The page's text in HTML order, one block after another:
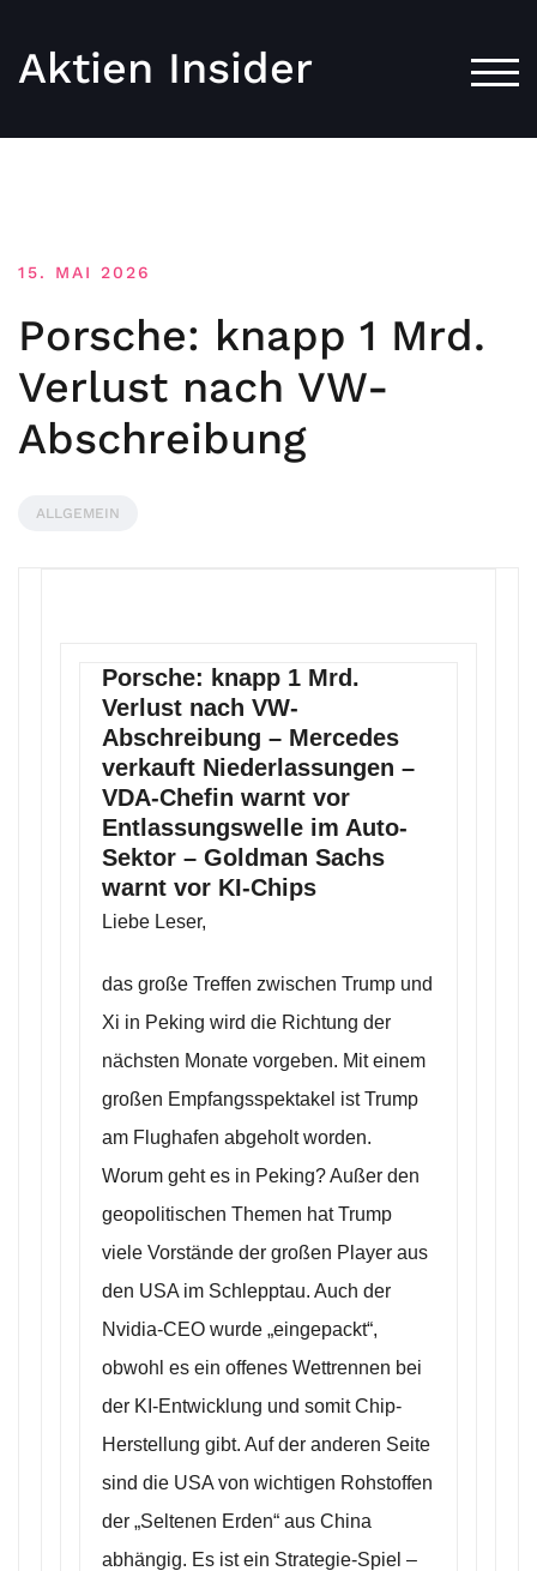
Aktien Insider
15. MAI 2026
Porsche: knapp 1 Mrd.
Verlust nach VW-
Abschreibung
ALLGEMEIN
Porsche: knapp 1 Mrd.
Verlust nach VW-
Abschreibung – Mercedes
verkauft Niederlassungen –
VDA-Chefin warnt vor
Entlassungswelle im Auto-
Sektor – Goldman Sachs
warnt vor KI-Chips
Liebe Leser,
das große Treffen zwischen Trump und
Xi in Peking wird die Richtung der
nächsten Monate vorgeben. Mit einem
großen Empfangsspektakel ist Trump
am Flughafen abgeholt worden.
Worum geht es in Peking? Außer den
geopolitischen Themen hat Trump
viele Vorstände der großen Player aus
den USA im Schlepptau. Auch der
Nvidia-CEO wurde „eingepackt“,
obwohl es ein offenes Wettrennen bei
der KI-Entwicklung und somit Chip-
Herstellung gibt. Auf der anderen Seite
sind die USA von wichtigen Rohstoffen
der „Seltenen Erden“ aus China
abhängig. Es ist ein Strategie-Spiel –